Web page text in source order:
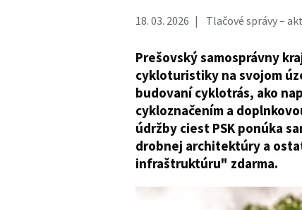
18. 03. 2026 Tlačové správy –
Prešovský samosprávny
cykloturistiky na svojom
budovaní cyklotrás, ako
cykloznačením a
údržby ciest PSK ponúka
drobnej architektúry a
infraštruktúru" zdarma.